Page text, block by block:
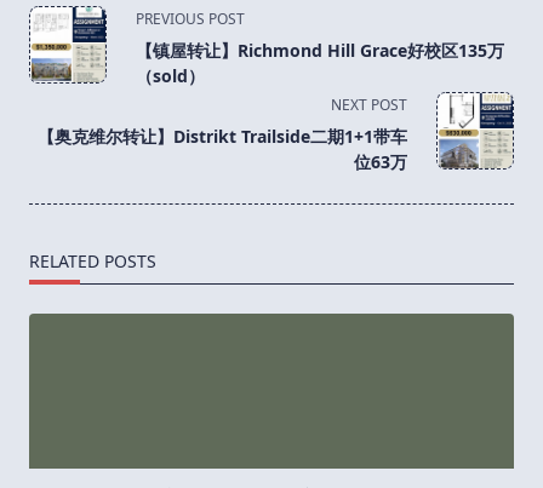
<span
class="nav-
subtitle
reader-
PREVIOUS POST
【镇屋转让】Richmond Hill Grace好校区135万
（sold）
NEXT POST
【奥克维尔转让】Distrikt Trailside二期1+1带车
位63万
RELATED POSTS